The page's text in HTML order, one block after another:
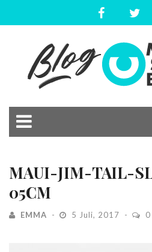
MAUI-JIM-TAIL-
05CM
EMMA 5 Juli, 2017 0